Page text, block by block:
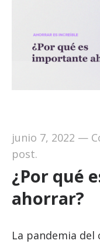
junio 7, 2022 —
post.
¿Por qué
ahorrar?
La pandemia